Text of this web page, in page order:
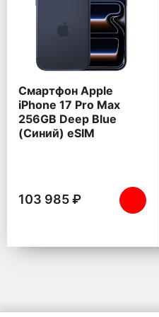
Смартфон Apple
iPhone 17 Pro Max
256GB Deep Blue
(Синий) eSIM
103 985 ₽